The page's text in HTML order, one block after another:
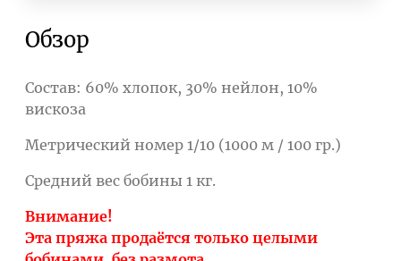
Обзор
Состав: 60% хлопок, 30% нейлон, 10%
вискоза
Метрический номер 1/10 (1000 м / 100 гр.)
Средний вес бобины 1 кг.
Внимание!
Эта пряжа продаётся только целыми